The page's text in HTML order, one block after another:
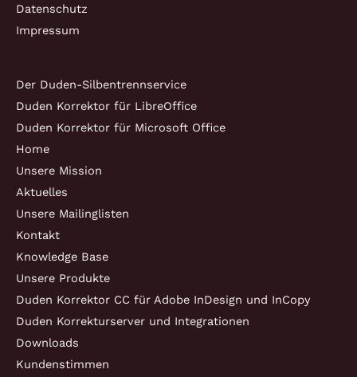
Datenschutz
Impressum
Der Duden-Silbentrennservice
Duden Korrektor für LibreOffice
Duden Korrektor für Microsoft Office
Home
Unsere Mission
Aktuelles
Unsere Mailinglisten
Kontakt
Knowledge Base
Unsere Produkte
Duden Korrektor CC für Adobe InDesign und InCopy
Duden Korrekturserver und Integrationen
Downloads
Kundenstimmen